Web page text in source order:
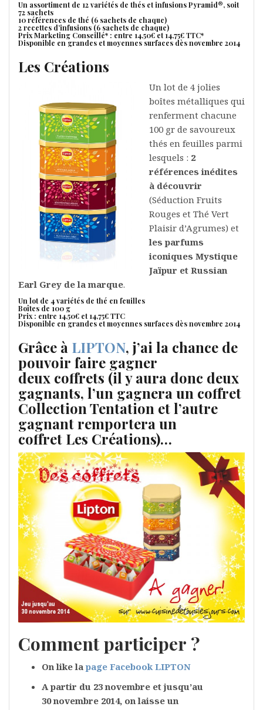
Un assortiment de 12 variétés de thés et infusions Pyramid®, soit
72 sachets
10 références de thé (6 sachets de chaque)
2 recettes d’infusions (6 sachets de chaque)
Prix Marketing Conseillé* : entre 14,50€ et 14,75€ TTC*
Disponible en grandes et moyennes surfaces dès novembre 2014
Les Créations
Un lot de 4 jolies
boîtes métalliques qui
renferment chacune
100 gr de savoureux
thés en feuilles parmi
lesquels : 2
références inédites
à découvrir
(Séduction Fruits
Rouges et Thé Vert
Plaisir d’Agrumes) et
les parfums
iconiques Mystique
Jaïpur et Russian
Earl Grey de la marque.
Un lot de 4 variétés de thé en feuilles
Boîtes de 100 g
Prix : entre 14,50€ et 14,75€ TTC
Disponible en grandes et moyennes surfaces dès novembre 2014
Grâce à LIPTON, j’ai la chance de
pouvoir faire gagner
deux coffrets (il y aura donc deux
gagnants, l’un gagnera un coffret
Collection Tentation et l’autre
gagnant remportera un
coffret Les Créations)…
Comment participer ?
On like la page Facebook LIPTON
A partir du 23 novembre et jusqu’au
30 novembre 2014, on laisse un